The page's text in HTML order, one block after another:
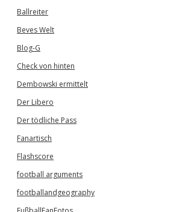
Ballreiter
Beves Welt
Blog-G
Check von hinten
Dembowski ermittelt
Der Libero
Der tödliche Pass
Fanartisch
Flashscore
football arguments
footballandgeography